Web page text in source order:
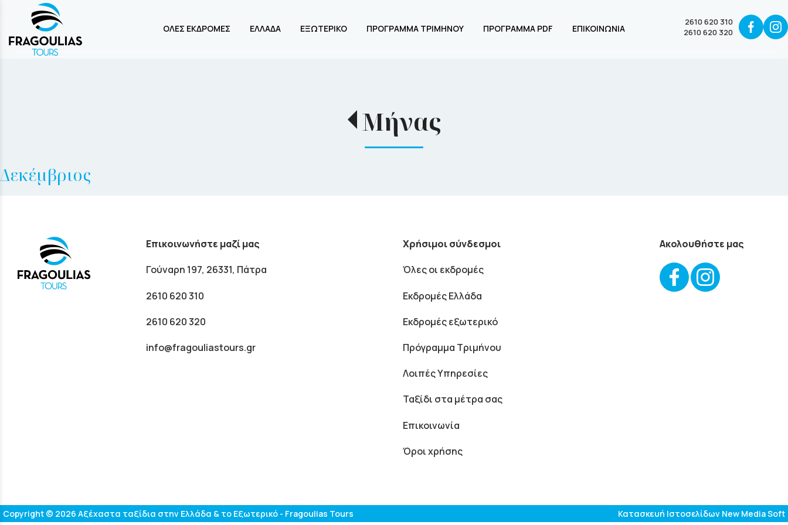
2610 620 310
2610 620 320
ΟΛΕΣ ΕΚΔΡΟΜΕΣ ΕΛΛΑΔΑ ΕΞΩΤΕΡΙΚΟ ΠΡΟΓΡΑΜΜΑ ΤΡΙΜΗΝΟΥ ΠΡΟΓΡΑΜΜΑ PDF ΕΠΙΚΟΙΝΩΝΙΑ
Μήνας
Δεκέμβριος
Επικοινωνήστε μαζί μας
Γούναρη 197, 26331, Πάτρα
2610 620 310
2610 620 320
info@fragouliastours.gr
Χρήσιμοι σύνδεσμοι
Όλες οι εκδρομές
Εκδρομές Ελλάδα
Εκδρομές εξωτερικό
Πρόγραμμα Τριμήνου
Λοιπές Υπηρεσίες
Ταξίδι στα μέτρα σας
Επικοινωνία
Όροι χρήσης
Ακολουθήστε μας
Copyright © 2026 Αξέχαστα ταξίδια στην Ελλάδα & το Εξωτερικό - Fragoulias Tours Κατασκευή Ιστοσελίδων New Media Soft